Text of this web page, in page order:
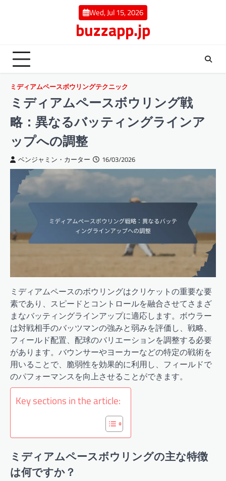
Wed, Jul 15, 2026
buzzapp.jp
ミディアムペースボウリングテクニック
ミディアムペースボウリング戦
略：異なるバッティングラインア
ップへの調整
ベンジャミン・カーター 16/03/2026
ミディアムペースのボウリングはクリケットの重要な要
素であり、スピードとコントロールを融合させてさまざ
まなバッティングラインアップに適応します。ボウラー
は対戦相手のバッツマンの強みと弱みを評価し、戦略、
フィールド配置、配球のバリエーションを調整する必要
があります。バウンサーやヨーカーなどの特定の戦術を
用いることで、脆弱性を効果的に利用し、フィールドで
のパフォーマンスを向上させることができます。
Key sections in the article:
ミディアムペースボウリングの主な特徴
は何ですか？